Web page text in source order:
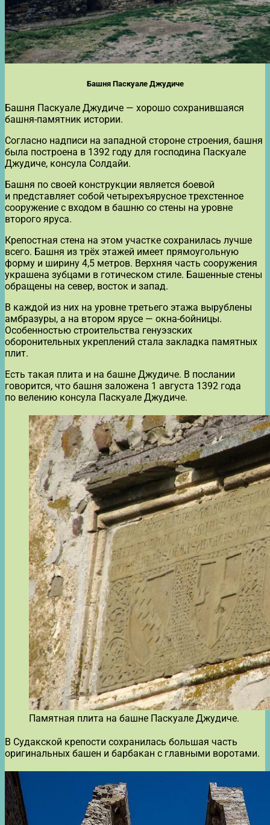
Башня Паскуале Джудиче
Башня Паскуале Джудиче — хорошо сохранившаяся
башня-памятник истории.
Согласно надписи на западной стороне строения, башня
была построена в 1392 году для господина Паскуале
Джудиче, консула Солдайи.
Башня по своей конструкции является боевой
и представляет собой четырехъярусное трехстенное
сооружение с входом в башню со стены на уровне
второго яруса.
Крепостная стена на этом участке сохранилась лучше
всего. Башня из трёх этажей имеет прямоугольную
форму и ширину 4,5 метров. Верхняя часть сооружения
украшена зубцами в готическом стиле. Башенные стены
обращены на север, восток и запад.
В каждой из них на уровне третьего этажа вырублены
амбразуры, а на втором ярусе — окна-бойницы.
Особенностью строительства генуэзских
оборонительных укреплений стала закладка памятных
плит.
Есть такая плита и на башне Джудиче. В послании
говорится, что башня заложена 1 августа 1392 года
по велению консула Паскуале Джудиче.
Памятная плита на башне Паскуале Джудиче.
В Судакской крепости сохранилась большая часть
оригинальных башен и барбакан с главными воротами.